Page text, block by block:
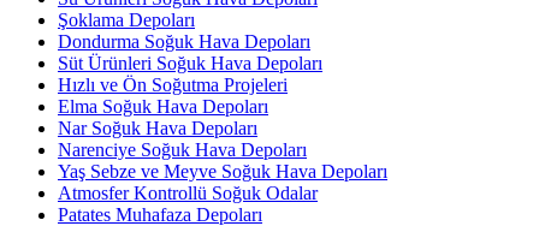
Şoklama Depoları
Dondurma Soğuk Hava Depoları
Süt Ürünleri Soğuk Hava Depoları
Hızlı ve Ön Soğutma Projeleri
Elma Soğuk Hava Depoları
Nar Soğuk Hava Depoları
Narenciye Soğuk Hava Depoları
Yaş Sebze ve Meyve Soğuk Hava Depoları
Atmosfer Kontrollü Soğuk Odalar
Patates Muhafaza Depoları